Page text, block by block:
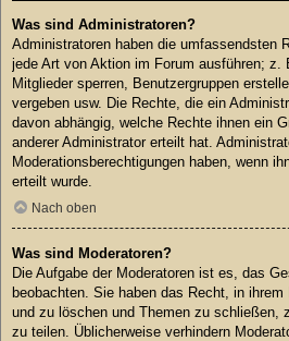
Was sind Administratoren?
Administratoren haben die umfassendsten
jede Art von Aktion im Forum ausführen; z.
Mitglieder sperren, Benutzergruppen
vergeben usw. Die Rechte, die ein
davon abhängig, welche Rechte ihnen ein
anderer Administrator erteilt hat.
Moderationsberechtigungen haben, wenn
erteilt wurde.
Nach oben
Was sind Moderatoren?
Die Aufgabe der Moderatoren ist es, das
beobachten. Sie haben das Recht, in
und zu löschen und Themen zu schließen,
zu teilen. Üblicherweise verhindern